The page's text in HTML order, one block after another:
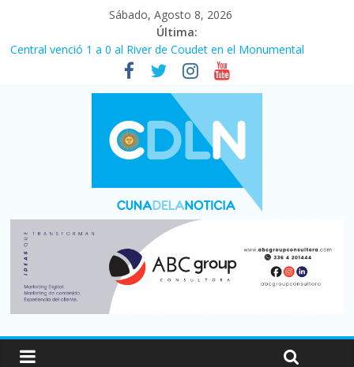
Sábado, Agosto 8, 2026
Última:
Central venció 1 a 0 al River de Coudet en el Monumental
La morosidad alcanzó su nivel más alto en dos décadas y ya
afecta a 400 mil deudores en Santa Fe
Desde que asumió Milei cerraron 41.000 kioscos: el sector
denuncia crisis como en 2001
Vacaciones de invierno con más movimiento y consumo
turístico: 4,6 millones de personas viajaron por el país, un 5,9%
Fuerte caída de la venta de autos usados en julio: bajó un 12,6%